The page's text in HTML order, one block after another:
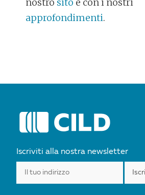
approfondimenti.
POST
Iscriviti alla nostra newsletter